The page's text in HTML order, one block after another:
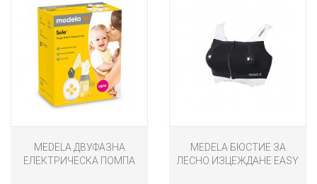
MEDELA ДВУФАЗНА
ЕЛЕКТРИЧЕСКА ПОМПА
MEDELA БЮСТИЕ ЗА
ЛЕСНО ИЗЦЕЖДАНЕ EASY